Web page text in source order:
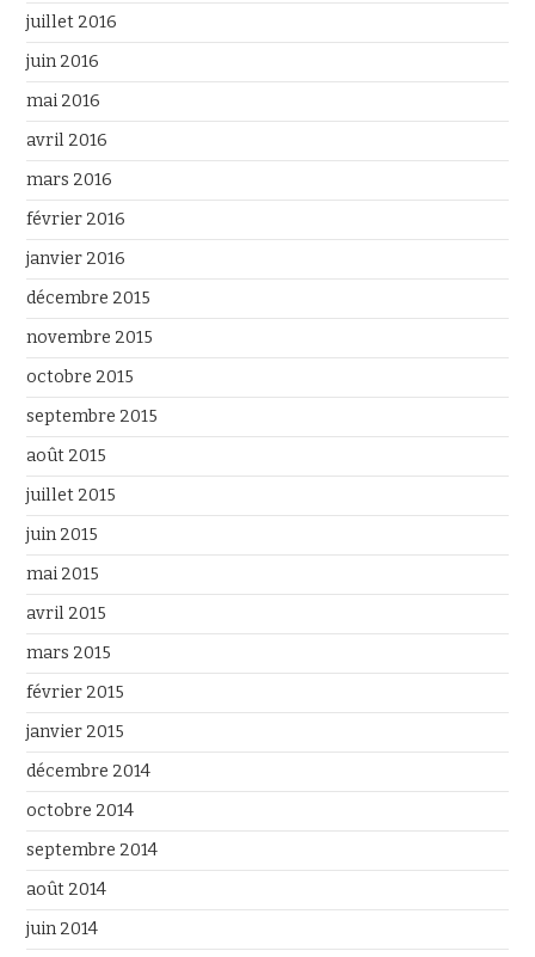
juillet 2016
juin 2016
mai 2016
avril 2016
mars 2016
février 2016
janvier 2016
décembre 2015
novembre 2015
octobre 2015
septembre 2015
août 2015
juillet 2015
juin 2015
mai 2015
avril 2015
mars 2015
février 2015
janvier 2015
décembre 2014
octobre 2014
septembre 2014
août 2014
juin 2014